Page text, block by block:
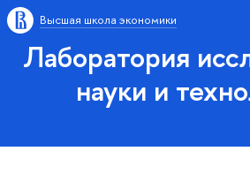
Высшая школа экономики
Лаборатория
науки и